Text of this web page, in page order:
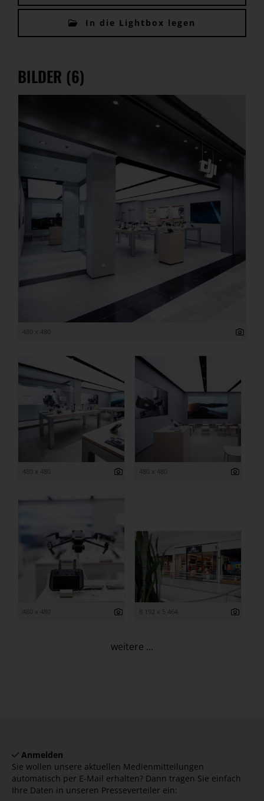
In die Lightbox legen
BILDER (6)
480 x 480
480 x 480 480 x 480
480 x 480 8 192 x 5 464
weitere ...
Anmelden
Sie wollen unsere aktuellen Medienmitteilungen
automatisch per E-Mail erhalten? Dann tragen Sie einfach
Ihre Daten in unseren Presseverteiler ein: